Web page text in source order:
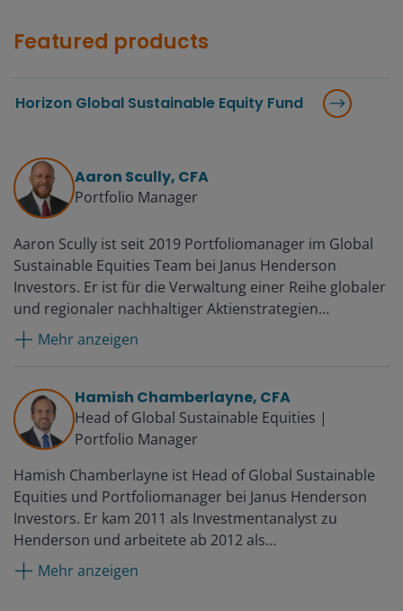
Featured products
Horizon Global Sustainable Equity Fund
Aaron Scully, CFA
Portfolio Manager
Aaron Scully ist seit 2019 Portfoliomanager im Global
Sustainable Equities Team bei Janus Henderson
Investors. Er ist für die Verwaltung einer Reihe globaler
und regionaler nachhaltiger Aktienstrategien
verantwortlich. Ab 2017 war er Assistent im
Portfoliomanagement. Von 2009 bis 2019 arbeitete er
Bereichen Immobilien, Infrastruktur und Finanzen.
Aaron Scully kam im Jahr 2001 als Corporate Financial
Analyst zu Janus. 2004 wurde er Research Associate
befördert. Davor arbeitete er als Finanzanalyst im
Rahmen des Financial Development Program bei
Cardinal Health.
Mehr anzeigen
Hamish Chamberlayne, CFA
Head of Global Sustainable Equities |
Portfolio Manager
Hamish Chamberlayne ist Head of Global Sustainable
Equities und Portfoliomanager bei Janus Henderson
Investors. Er kam 2011 als Investmentanalyst zu
Henderson und arbeitete ab 2012 als
Investmentmanager. Davor war er als Analyst im
globalen Aktienteam von Gartmore tätig. Von 2004 bis
Mehr anzeigen